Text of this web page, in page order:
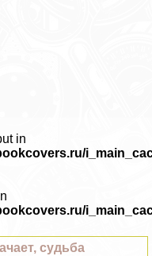
in
судьба